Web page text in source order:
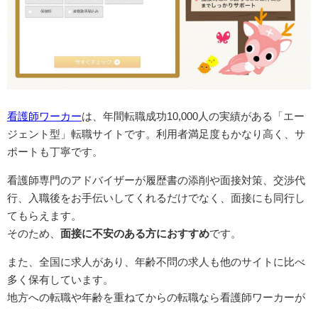
看護師ワーカーは、年間転職成功10,000人の実績がある「エー
ジェント型」転職サイトです。利用者満足度もかなり高く、サ
ポートも丁寧です。
看護師専門のアドバイザーが履歴書の添削や面接対策、交渉代
行、入職後をお手伝いしてくれるだけでなく、面接にも同行し
てもらえます。
そのため、 面接に不安のある方におすすめです。
また、全国に求人があり、年齢不問の求人も他のサイトに比べ
多く保有しています。
地方への転職や年齢を重ねてからの転職なら看護師ワーカーが